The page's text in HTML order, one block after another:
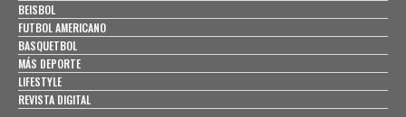
BEISBOL
FUTBOL AMERICANO
BASQUETBOL
MÁS DEPORTE
LIFESTYLE
REVISTA DIGITAL